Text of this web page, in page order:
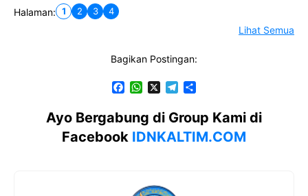
Halaman: 1 2 3 4
Lihat Semua
Bagikan Postingan:
c
e
b
W
a
t
s
l
e
g
a
r
e
Ayo Bergabung di Group Kami di
Facebook IDNKALTIM.COM